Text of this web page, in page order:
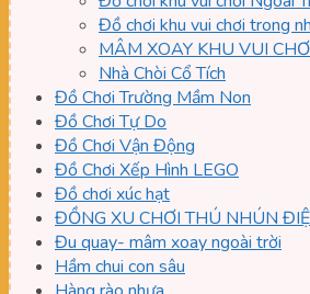
Đồ chơi khu vui chơi trong
MÂM XOAY KHU VUI
Nhà Chòi Cổ Tích
Đồ Chơi Trường Mầm Non
Đồ Chơi Tự Do
Đồ Chơi Vận Động
Đồ Chơi Xếp Hình LEGO
Đồ chơi xúc hạt
ĐỒNG XU CHƠI THÚ NHÚN
Đu quay- mâm xoay ngoài trời
Hầm chui con sâu